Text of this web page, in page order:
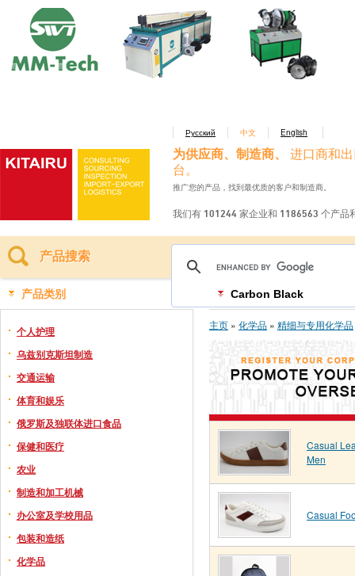
Русский 中文 English
为供应商、制造商、
进口商和
台。
推广您的产品，找到最优质的客户和制造商。
我们有 101244 家企业和 1186563 个产品
产品搜索
产品类别
个人护理
乌兹别克斯坦制造
交通运输
体育和娱乐
俄罗斯及独联体进口食品
保健和医疗
农业
制造和加工机械
办公室及学校用品
包装和造纸
化学品
Carbon Black
主页 » 化学品 » 精细与专用化学品
Casual
Men
Casual